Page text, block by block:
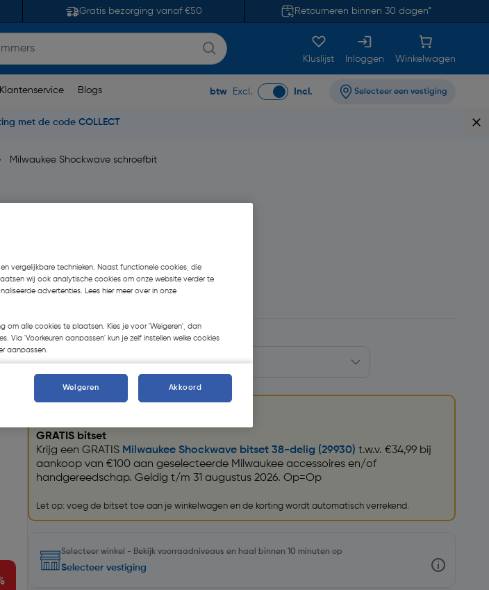
Gratis bezorging vanaf €50 Retourneren binnen 30 dagen*
Kluslijst Inloggen Winkelwagen
Klantenservice Blogs btw Excl. Incl. Selecteer een vestiging
met de code COLLECT
Milwaukee Shockwave schroefbit
€ 3,39
€ 1,94 | Excl. btw € 1,60
Kies productvariant(56)
GRATIS bitset
Krijg een GRATIS Milwaukee Shockwave bitset 38-delig (29930) t.w.v. €34,99 bij
aankoop van €100 aan geselecteerde Milwaukee accessoires en/of
handgereedschap. Geldig t/m 31 augustus 2026. Op=Op
Let op: voeg de bitset toe aan je winkelwagen en de korting wordt automatisch verrekend.
Selecteer winkel - Bekijk voorraadniveaus en haal binnen 10 minuten op
Selecteer vestiging
vergelijkbare technieken. Naast functionele cookies, die
wij ook analytische cookies om onze website verder te
advertenties. Lees hier meer over in onze
om alle cookies te plaatsen. Kies je voor 'Weigeren', dan
Via 'Voorkeuren aanpassen' kun je zelf instellen welke cookies
aanpassen.
Weigeren Akkoord